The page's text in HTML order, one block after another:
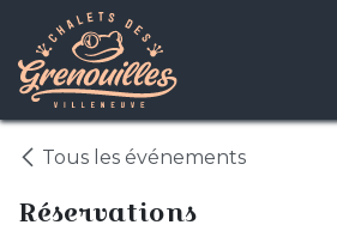
Se rendre au contenu
Tous les événements
Réservations